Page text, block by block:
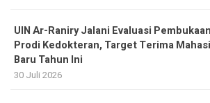
UIN Ar-Raniry Jalani Evaluasi Pembukaan
Prodi Kedokteran, Target Terima
Baru Tahun Ini
30 Juli 2026